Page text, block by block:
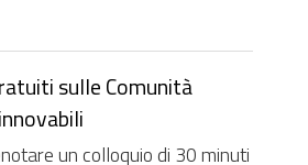
sulle Comunità
un colloquio di 30 minuti